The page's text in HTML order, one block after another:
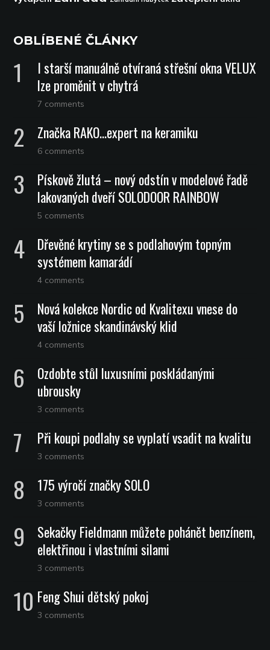
OBLÍBENÉ ČLÁNKY
I starší manuálně otvíraná střešní okna VELUX
lze proměnit v chytrá
7 comments
Značka RAKO…expert na keramiku
6 comments
Pískově žlutá – nový odstín v modelové řadě
lakovaných dveří SOLODOOR RAINBOW
5 comments
Dřevěné krytiny se s podlahovým topným
systémem kamarádí
4 comments
Nová kolekce Nordic od Kvalitexu vnese do
vaší ložnice skandinávský klid
4 comments
Ozdobte stůl luxusními poskládanými
ubrousky
3 comments
Při koupi podlahy se vyplatí vsadit na kvalitu
3 comments
175 výročí značky SOLO
3 comments
Sekačky Fieldmann můžete pohánět benzínem,
elektřinou i vlastními silami
3 comments
Feng Shui dětský pokoj
3 comments